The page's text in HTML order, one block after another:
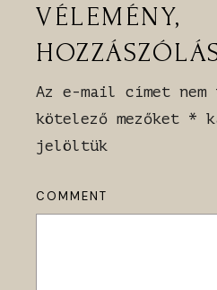
VÉLEMÉNY,
Az e-mail címet nem
kötelező mezőket *
jelöltük
COMMENT